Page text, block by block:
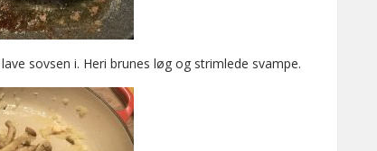
sovsen i. Heri brunes løg og strimlede svampe.